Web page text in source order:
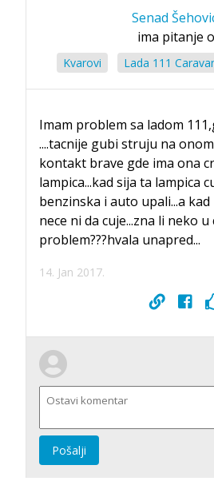
Senad
ima pitanje o
Kvarovi Lada 111
Imam problem sa ladom
....tacnije gubi struju na
kontakt brave gde ima ona
lampica...kad sija ta lampica
benzinska i auto upali...a
nece ni da cuje...zna li neko u
problem???hvala unapred...
14. Jan 2017.
Pošalji